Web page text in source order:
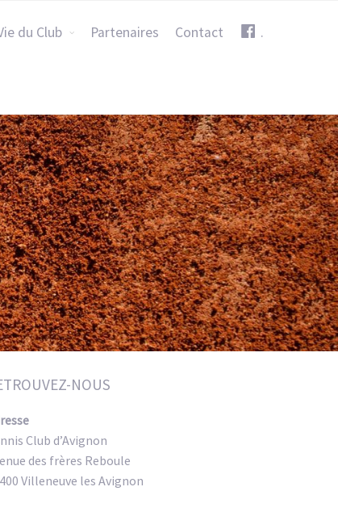
du Club Partenaires Contact .
NOUS
Club d’Avignon
des frères Reboule
Villeneuve les Avignon